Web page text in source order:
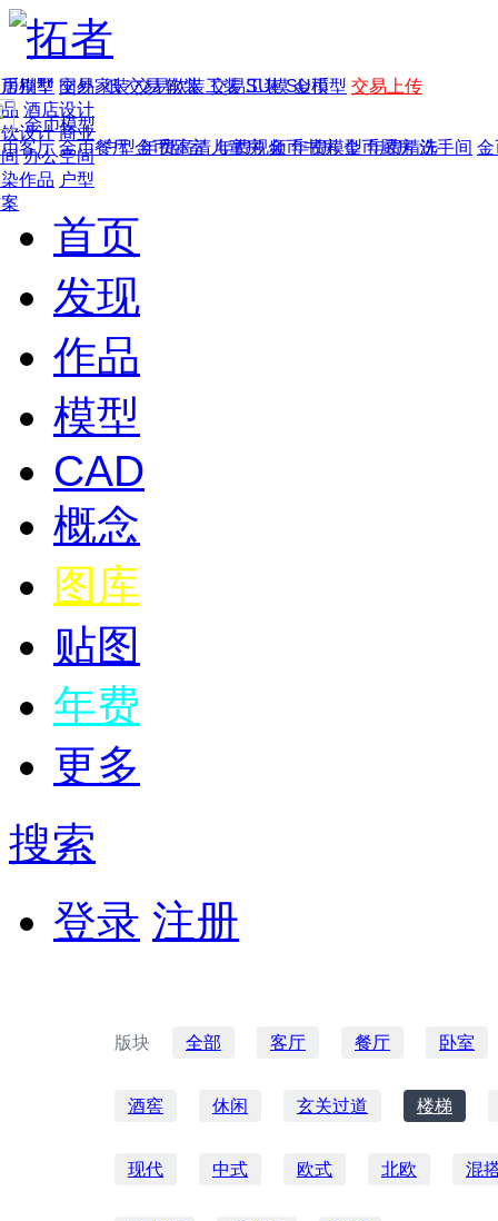
首页
发现
年费 作品 图纸 交易 软装 工装 SU模 金币
年费版块
费图纸 年费户型 年费高清 年费视频 年费模型 年费精选
作品
别墅 国外
酒店设计
设计 商业
办公空间
作品 户型
模型
模型 交易家装 交易软装 交易工装 SU模型 交易上传
金币模型
客厅 金币餐厅 金币卧室 儿童房 金币书房 金币厨房 洗手间 金
CAD
概念
图库
贴图
年费
更多
搜索
登录 注册
版块 全部 客厅 餐厅 卧室
酒窖 休闲 玄关过道 楼梯
现代 中式 欧式 北欧 混